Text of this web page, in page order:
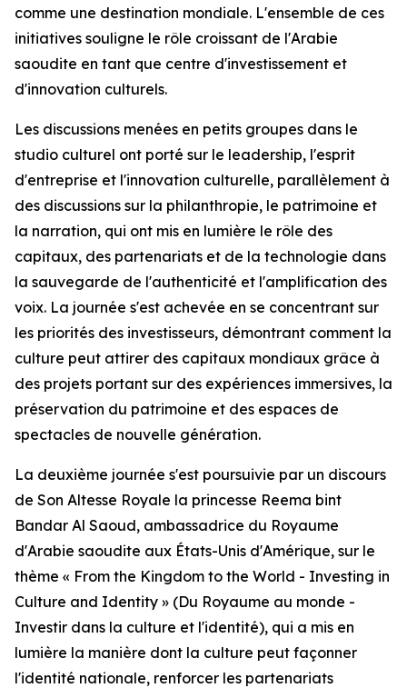
comme une destination mondiale. L'ensemble de ces
initiatives souligne le rôle croissant de l'Arabie
saoudite en tant que centre d'investissement et
d'innovation culturels.
Les discussions menées en petits groupes dans le
studio culturel ont porté sur le leadership, l'esprit
d'entreprise et l'innovation culturelle, parallèlement à
des discussions sur la philanthropie, le patrimoine et
la narration, qui ont mis en lumière le rôle des
capitaux, des partenariats et de la technologie dans
la sauvegarde de l'authenticité et l'amplification des
voix. La journée s'est achevée en se concentrant sur
les priorités des investisseurs, démontrant comment la
culture peut attirer des capitaux mondiaux grâce à
des projets portant sur des expériences immersives, la
préservation du patrimoine et des espaces de
spectacles de nouvelle génération.
La deuxième journée s'est poursuivie par un discours
de Son Altesse Royale la princesse Reema bint
Bandar Al Saoud, ambassadrice du Royaume
d'Arabie saoudite aux États-Unis d'Amérique, sur le
thème « From the Kingdom to the World - Investing in
Culture and Identity » (Du Royaume au monde -
Investir dans la culture et l'identité), qui a mis en
lumière la manière dont la culture peut façonner
l'identité nationale, renforcer les partenariats